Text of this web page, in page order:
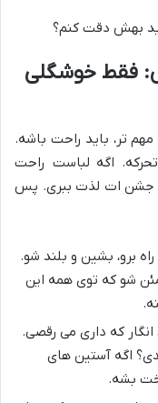
بهش دقت کنم؟
فقط خوشگلی
تر، باید راحت باشه.
اگه لباست راحت
جشن ات لذت ببری. پس
برو، بشین و بلند شو.
شو که توی همه این
انگار که داری می رقصی.
اگه آستین های
بشه.